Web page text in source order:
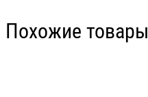
Похожие товары